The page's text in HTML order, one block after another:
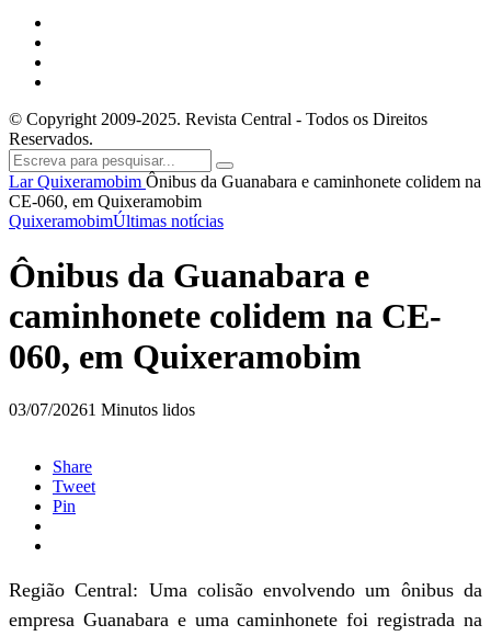
© Copyright 2009-2025. Revista Central - Todos os Direitos
Reservados.
LarQuixeramobim Ônibus da Guanabara e caminhonete colidem na
CE-060, em Quixeramobim
QuixeramobimÚltimas notícias
Ônibus da Guanabara e
caminhonete colidem na CE-
060, em Quixeramobim
03/07/20261 Minutos lidos
Share
Tweet
Pin
Região Central: Uma colisão envolvendo um ônibus da
empresa Guanabara e uma caminhonete foi registrada na